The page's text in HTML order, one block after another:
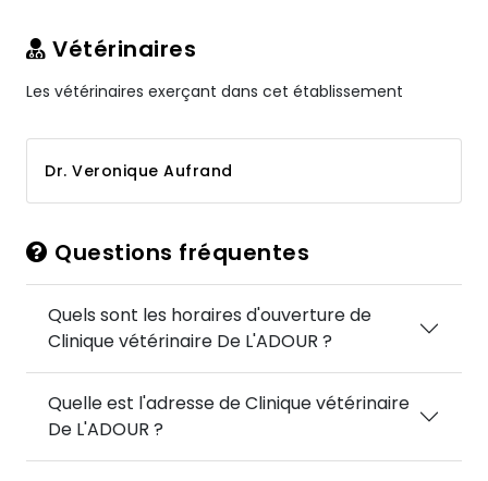
Vétérinaires
Les vétérinaires exerçant dans cet établissement
Dr. Veronique Aufrand
Questions fréquentes
Quels sont les horaires d'ouverture de
Clinique vétérinaire De L'ADOUR ?
Quelle est l'adresse de Clinique vétérinaire
De L'ADOUR ?